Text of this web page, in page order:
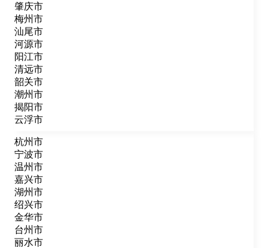
肇庆市
梅州市
汕尾市
河源市
阳江市
清远市
韶关市
潮州市
揭阳市
云浮市
杭州市
宁波市
温州市
嘉兴市
湖州市
绍兴市
金华市
台州市
丽水市